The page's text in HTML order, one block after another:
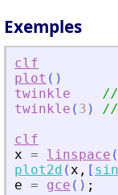
Exemples
clf
plot ( )
twinkle
//
twinkle ( 3 )
//
clf
x = linspace (
plot2d (x , [ sin
e = gce ( ) ;